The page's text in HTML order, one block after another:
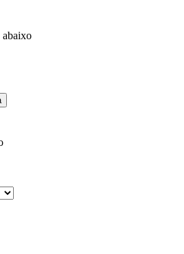
abaixo